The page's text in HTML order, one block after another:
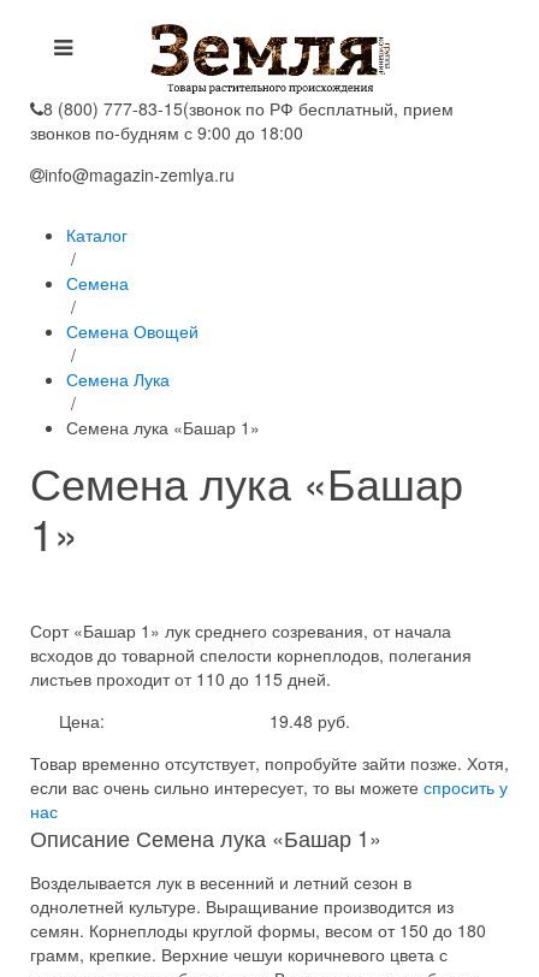
8 (800) 777-83-15(звонок по РФ бесплатный, прием
звонков по-будням с 9:00 до 18:00
info@magazin-zemlya.ru
Каталог
/
Семена
/
Семена Овощей
/
Семена Лука
/
Семена лука «Башар 1»
Семена лука «Башар
1»
Сорт «Башар 1» лук среднего созревания, от начала
всходов до товарной спелости корнеплодов, полегания
листьев проходит от 110 до 115 дней.
Цена:
19.48 руб.
Товар временно отсутствует, попробуйте зайти позже. Хотя,
если вас очень сильно интересует, то вы можете спросить у
нас
Описание Семена лука «Башар 1»
Возделывается лук в весенний и летний сезон в
однолетней культуре. Выращивание производится из
семян. Корнеплоды круглой формы, весом от 150 до 180
грамм, крепкие. Верхние чешуи коричневого цвета с